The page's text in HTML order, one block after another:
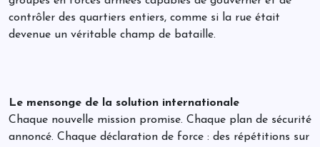
contrôler des quartiers entiers, comme si la rue était
devenue un véritable champ de bataille.
Le mensonge de la solution internationale
Chaque nouvelle mission promise. Chaque plan de sécurité
annoncé. Chaque déclaration de force : des répétitions sur